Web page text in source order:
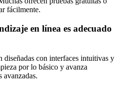
fácilmente.
en línea es adecuado
diseñadas con interfaces intuitivas y
por lo básico y avanza
avanzadas.